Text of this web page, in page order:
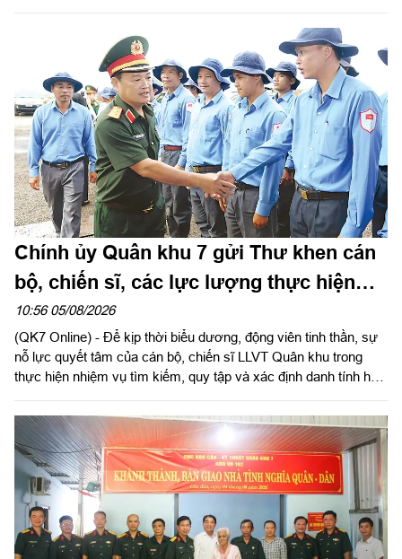
Chính ủy Quân khu 7 gửi Thư khen cán
bộ, chiến sĩ, các lực lượng thực hiện
nhiệm vụ tìm kiếm, quy tập và xác định
danh tính hài cốt liệt sĩ
10:56 05/08/2026
(QK7 Online) - Để kịp thời biểu dương, động viên tinh thần, sự
nỗ lực quyết tâm của cán bộ, chiến sĩ LLVT Quân khu trong
thực hiện nhiệm vụ tìm kiếm, quy tập và xác định danh tính hài
Đảng ủy, Chính ủy Quân khu 7 gửi Thư khen cán bộ, chiến sĩ,
các lực lượng thực hiện nhiệm vụ tìm kiếm, quy tập và xác
định danh tính hài cốt liệt sĩ. Báo Quân khu đăng toàn văn Thư
khen của đồng chí Chính ủy Quân khu 7.